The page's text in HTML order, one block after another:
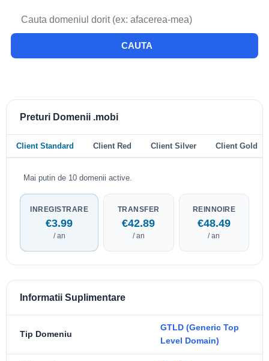
CAUTA
Preturi Domenii .mobi
Client Standard Client Red Client Silver Client Gold
Mai putin de 10 domenii active.
INREGISTRARE
€3.99
/ an
TRANSFER
€42.89
/ an
REINNOIRE
€48.49
/ an
Informatii Suplimentare
Tip Domeniu
GTLD (Generic Top
Level Domain)